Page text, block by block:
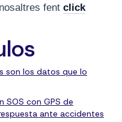
fent click
son los datos que lo
SOS con GPS de
ante accidentes